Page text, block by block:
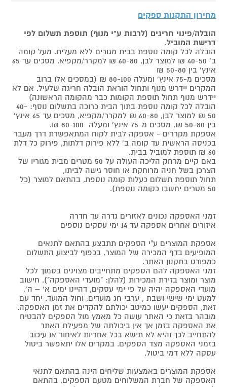
מחירון התקנות ספקים
הובלה/פינוי חריגים (לרבות ע"י מנוף) תוספת תשלום לפי
דרישת המוביל.
הובלה לכל קומה נוספת בבית מגורים ללא מעלית. מעל קומה
ב' 40-50 ₪ למוצר לבן, 60-80 ₪ למקרר/מקפיא, מסכים עד 65
אינץ' בין 50-80 ₪
מסכים מ-75 אינץ' ומעלה 80-100 ₪ (במסכים אלו ברוב
המקרים יידרש מנוף ותחול הוראת הובלה חריגה שלעיל. אם לא
יידרש מנוף תחול תוספת הקומות כבר מהקומה הראשונה)
הובלה לכל קומה נוספת בתוך הבית כרוכה בתשלום נוסף: 40-
50 ₪ למוצר לבן, 60-80 ₪ למקרר/מקפיא, מסכים עד 65 אינץ'
בין 50-80 ₪, מסכים מ-75 אינץ' ומעלה 80-100 ₪.
אספקת מקררים - אספקה לבית לקוח המתאפשרת דרך מעבר
בכניסה הראשית עד קומה ב' ללא פירוק דלתות, פירוק כל דלת
60 ₪ תוספת למוביל בבית.
באם קיים מרחק הליכה העולה על 50 מטרים מבית מגוריו של
הצרכן בשל חניה מרוחקת או חוסר גישה לביתו,
תחול תוספת תשלום כעלות קומה נוספת, בהתאם למוצר (כל
50 מטרים יחשבו כקומה נוספת).
זמני האספקה נכונים לאזורים גדרה עד חדרה
איזורים אחרים אספקה עד 14 ימי עסקים נוספים
אספקת המוצרים ע"י הספקים תתבצע בהתאם לתנאים
המופיעים בדף המכירה של המוצר, בכפוף לביצוע התשלום
כמפורט בתקנון האתר.
זמני האספקה להם הספקים מתחייבים מצוינים בסמוך לכל
מוצר ומוצר בזירת המכירות (להלן: "מועדי האספקה"). חישוב
מועדי האספקה יהיה על פי ימי עסקים, דהיינו ימים א' – ה',
למעט ימי שישי ושבת , ערבי חג מועדים, וחול המועד. יחד עם
זאת, הספקים יעשו כמיטב יכולתם להקדים את זמן האספקה.
מובהר בזאת כי האתר עושה כל מאמץ מול הספקים להבטיח
את האספקה בזמן אך אין ביכולתה של מפעילת האתר
להתחייב לכך והיא לא תישא בכל אחריות לאיחור או עיכוב
בזמני האספקה מצד הספקים. במקרים אלו יתאפשר ביטול
עסקה ללא דמי ביטול.
אספקת המוצרים באמצעות שליחים הינה בהתאם לתנאי
האספקה של חברת המשלוחים מטעם הספקים, בהתאם